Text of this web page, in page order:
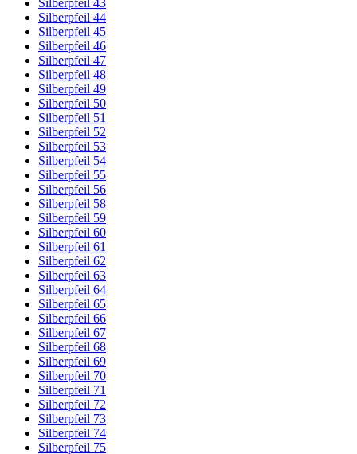
Silberpfeil 43
Silberpfeil 44
Silberpfeil 45
Silberpfeil 46
Silberpfeil 47
Silberpfeil 48
Silberpfeil 49
Silberpfeil 50
Silberpfeil 51
Silberpfeil 52
Silberpfeil 53
Silberpfeil 54
Silberpfeil 55
Silberpfeil 56
Silberpfeil 58
Silberpfeil 59
Silberpfeil 60
Silberpfeil 61
Silberpfeil 62
Silberpfeil 63
Silberpfeil 64
Silberpfeil 65
Silberpfeil 66
Silberpfeil 67
Silberpfeil 68
Silberpfeil 69
Silberpfeil 70
Silberpfeil 71
Silberpfeil 72
Silberpfeil 73
Silberpfeil 74
Silberpfeil 75